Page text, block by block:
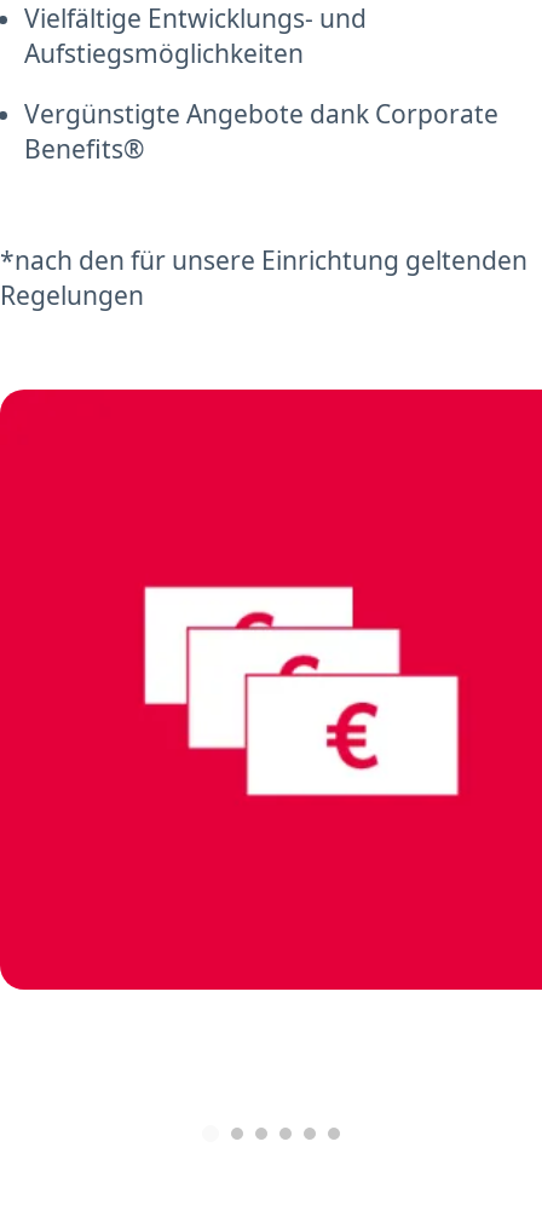
Vielfältige Entwicklungs- und
Aufstiegsmöglichkeiten
Vergünstigte Angebote dank Corporate
Benefits®
*nach den für unsere Einrichtung geltenden
Regelungen